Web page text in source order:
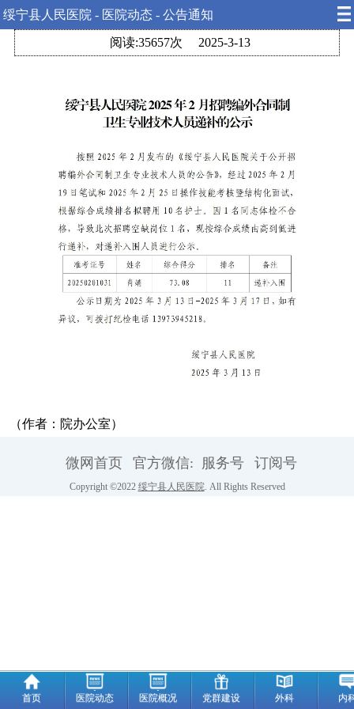
绥宁县人民医院 - 医院动态 - 公告通知
阅读:35657次 2025-3-13
（作者：院办公室）
微网首页 官方微信: 服务号 订阅号
Copyright ©2022 绥宁县人民医院. All Rights Reserved
首页 医院动态 医院概况 党群建设 外科 内